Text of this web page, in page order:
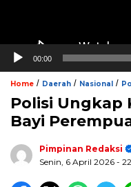
00:00
Home / Daerah / Nasional /
Polisi Ungkap
Bayi
Pimpinan Redaksi
Senin, 6 April 2026 -